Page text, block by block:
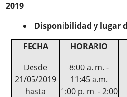
2019
Disponibilidad y lugar
FECHA
HORARIO
Desde
21/05/2019
hasta
8:00 a. m. -
11:45 a.m.
1:00 p. m. - 2:00